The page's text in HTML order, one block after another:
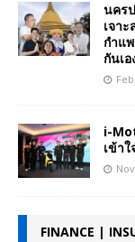
นคร
เจา
กำแ
กันเอ
i-
เข้า
FINANCE |